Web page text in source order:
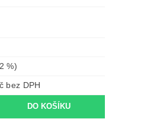
%)
1 545,45 Kč bez DPH